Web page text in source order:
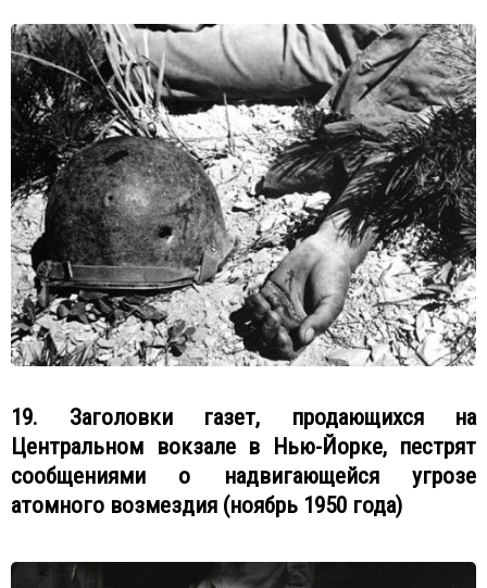
19. Заголовки газет, продающихся на
Центральном вокзале в Нью-Йорке, пестрят
сообщениями о надвигающейся угрозе
атомного возмездия (ноябрь 1950 года)